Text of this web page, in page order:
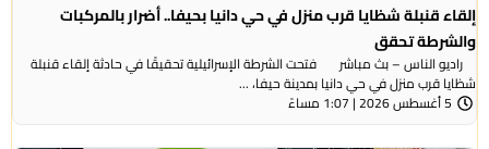
إلقاء قنبلة شظايا قرب منزل في حي دانيا بحيفا.. أضرار بالمركبات
والشرطة تحقق
راديو الناس – بث مباشر فتحت الشرطة الإسرائيلية تحقيقًا في حادثة إلقاء قنبلة
شظايا قرب منزل في حي دانيا بمدينة حيفا، ...
5 أغسطس 2026 | 1:07 مساءً